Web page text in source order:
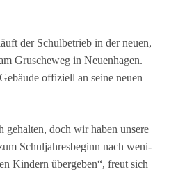
der Schul­be­trieb in der neuen,
Gru­sche­weg in Neu­en­ha­gen.
offi­zi­ell an seine neuen
gehal­ten, doch wir haben unsere
Schul­jah­res­be­ginn nach weni­
Kin­dern über­ge­ben“, freut sich